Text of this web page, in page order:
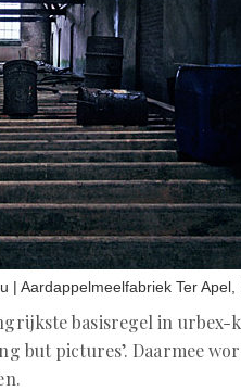
| Aardappelmeelfabriek Ter
basisregel in urbex-
but pictures’. Daarmee